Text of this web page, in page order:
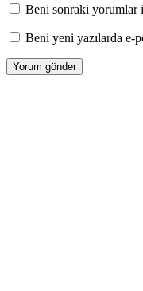
Beni sonraki yorumlar
Beni yeni yazılarda e-